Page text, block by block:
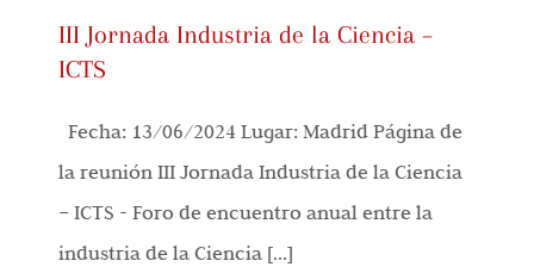
III Jornada Industria de la Ciencia –
ICTS
Fecha: 13/06/2024 Lugar: Madrid Página de
la reunión III Jornada Industria de la Ciencia
– ICTS - Foro de encuentro anual entre la
industria de la Ciencia [...]